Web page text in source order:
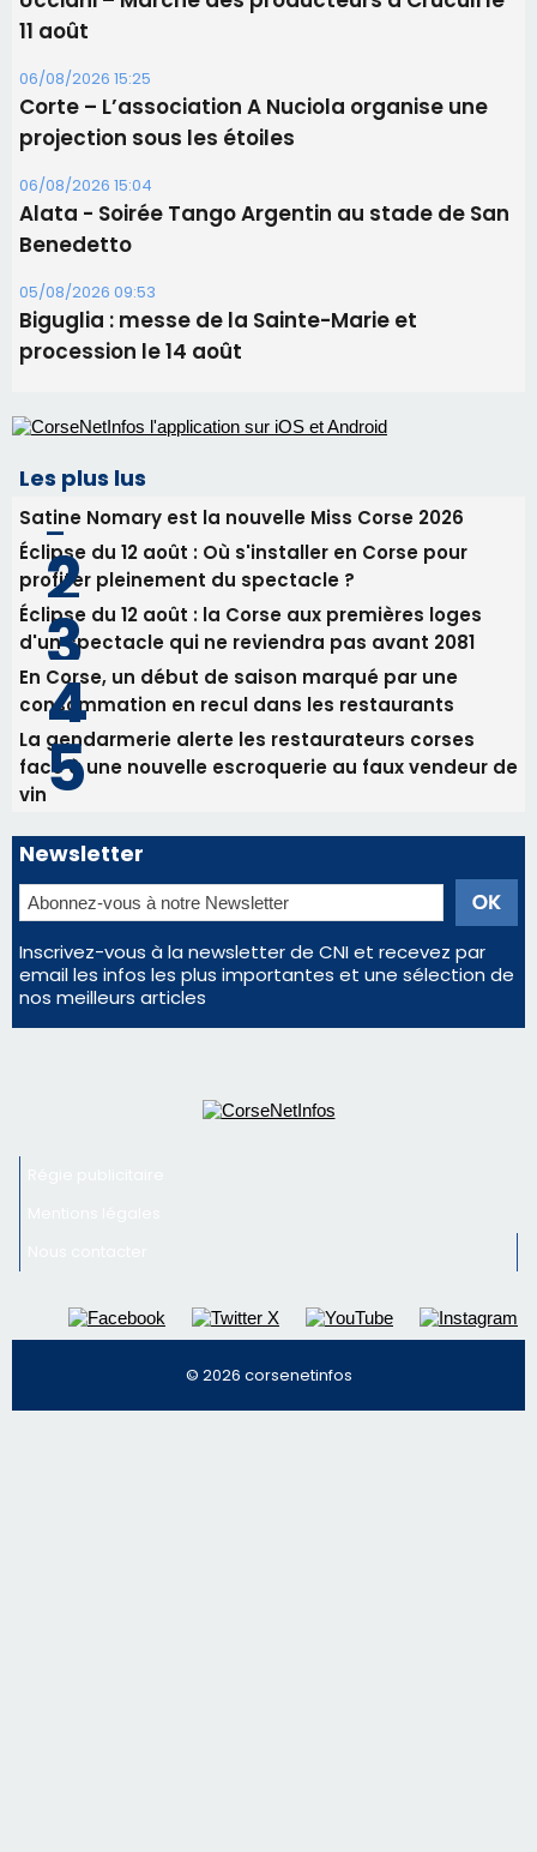
05/08/2026 09:53
Biguglia : messe de la Sainte-Marie et
procession le 14 août
Les plus lus
Satine Nomary est la nouvelle Miss Corse 2026
profiter pleinement du spectacle ?
Éclipse du 12 août : la Corse aux premières loges
d'un spectacle qui ne reviendra pas avant 2081
consommation en recul dans les restaurants
face à une nouvelle escroquerie au faux vendeur de
vin
Newsletter
Inscrivez-vous à la newsletter de CNI et recevez par
email les infos les plus importantes et une sélection de
nos meilleurs articles
Régie publicitaire
Nous contacter
© 2026 corsenetinfos